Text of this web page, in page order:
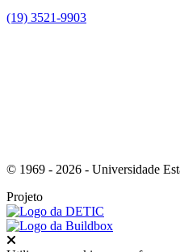
(19) 3521-9903
© 1969 - 2026 - Universidade
Projeto